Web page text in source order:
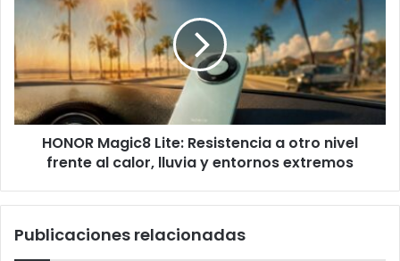
Resistencia
a
otro
nivel
frente
al
HONOR Magic8 Lite: Resistencia a otro nivel
frente al calor, lluvia y entornos extremos
Publicaciones relacionadas